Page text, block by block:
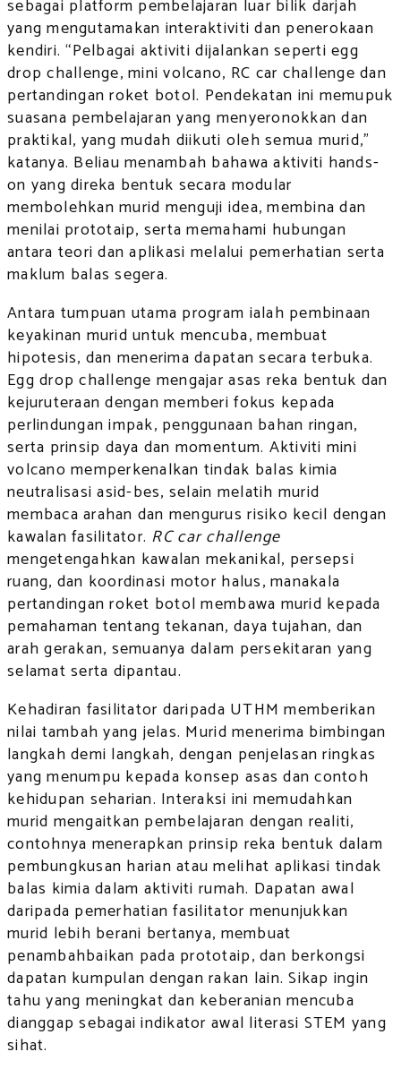
sebagai platform pembelajaran luar bilik darjah
yang mengutamakan interaktiviti dan penerokaan
kendiri. “Pelbagai aktiviti dijalankan seperti egg
drop challenge, mini volcano, RC car challenge dan
pertandingan roket botol. Pendekatan ini memupuk
suasana pembelajaran yang menyeronokkan dan
praktikal, yang mudah diikuti oleh semua murid,”
katanya. Beliau menambah bahawa aktiviti hands-
on yang direka bentuk secara modular
membolehkan murid menguji idea, membina dan
menilai prototaip, serta memahami hubungan
antara teori dan aplikasi melalui pemerhatian serta
maklum balas segera.
Antara tumpuan utama program ialah pembinaan
keyakinan murid untuk mencuba, membuat
hipotesis, dan menerima dapatan secara terbuka.
Egg drop challenge mengajar asas reka bentuk dan
kejuruteraan dengan memberi fokus kepada
perlindungan impak, penggunaan bahan ringan,
serta prinsip daya dan momentum. Aktiviti mini
volcano memperkenalkan tindak balas kimia
neutralisasi asid-bes, selain melatih murid
membaca arahan dan mengurus risiko kecil dengan
kawalan fasilitator. RC car challenge
mengetengahkan kawalan mekanikal, persepsi
ruang, dan koordinasi motor halus, manakala
pertandingan roket botol membawa murid kepada
pemahaman tentang tekanan, daya tujahan, dan
arah gerakan, semuanya dalam persekitaran yang
selamat serta dipantau.
Kehadiran fasilitator daripada UTHM memberikan
nilai tambah yang jelas. Murid menerima bimbingan
langkah demi langkah, dengan penjelasan ringkas
yang menumpu kepada konsep asas dan contoh
kehidupan seharian. Interaksi ini memudahkan
murid mengaitkan pembelajaran dengan realiti,
contohnya menerapkan prinsip reka bentuk dalam
pembungkusan harian atau melihat aplikasi tindak
balas kimia dalam aktiviti rumah. Dapatan awal
daripada pemerhatian fasilitator menunjukkan
murid lebih berani bertanya, membuat
penambahbaikan pada prototaip, dan berkongsi
dapatan kumpulan dengan rakan lain. Sikap ingin
tahu yang meningkat dan keberanian mencuba
dianggap sebagai indikator awal literasi STEM yang
sihat.